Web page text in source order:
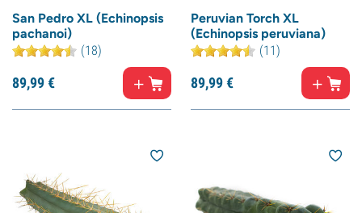
San Pedro XL (Echinopsis
pachanoi)
(18)
89,99€
Peruvian Torch XL
(Echinopsis peruviana)
(11)
89,99€